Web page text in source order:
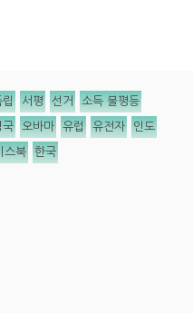
립 서평 선거 소득 불평등
국 오바마 유럽 유전자 인도
스북 한국